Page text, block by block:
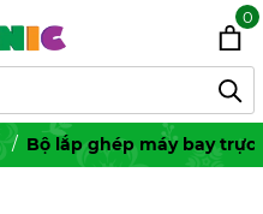
0
Bộ lắp ghép máy bay